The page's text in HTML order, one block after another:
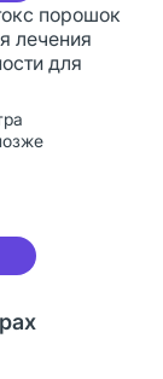
порошок
лечения
для